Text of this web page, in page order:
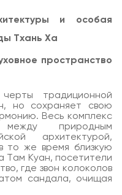
и особая
Тхань Ха
пространство
традиционной
но сохраняет свою
Весь комплекс
между природным
архитектурой,
то же время близкую
Там Куан, посетители
где звон колоколов
сандала, очищая